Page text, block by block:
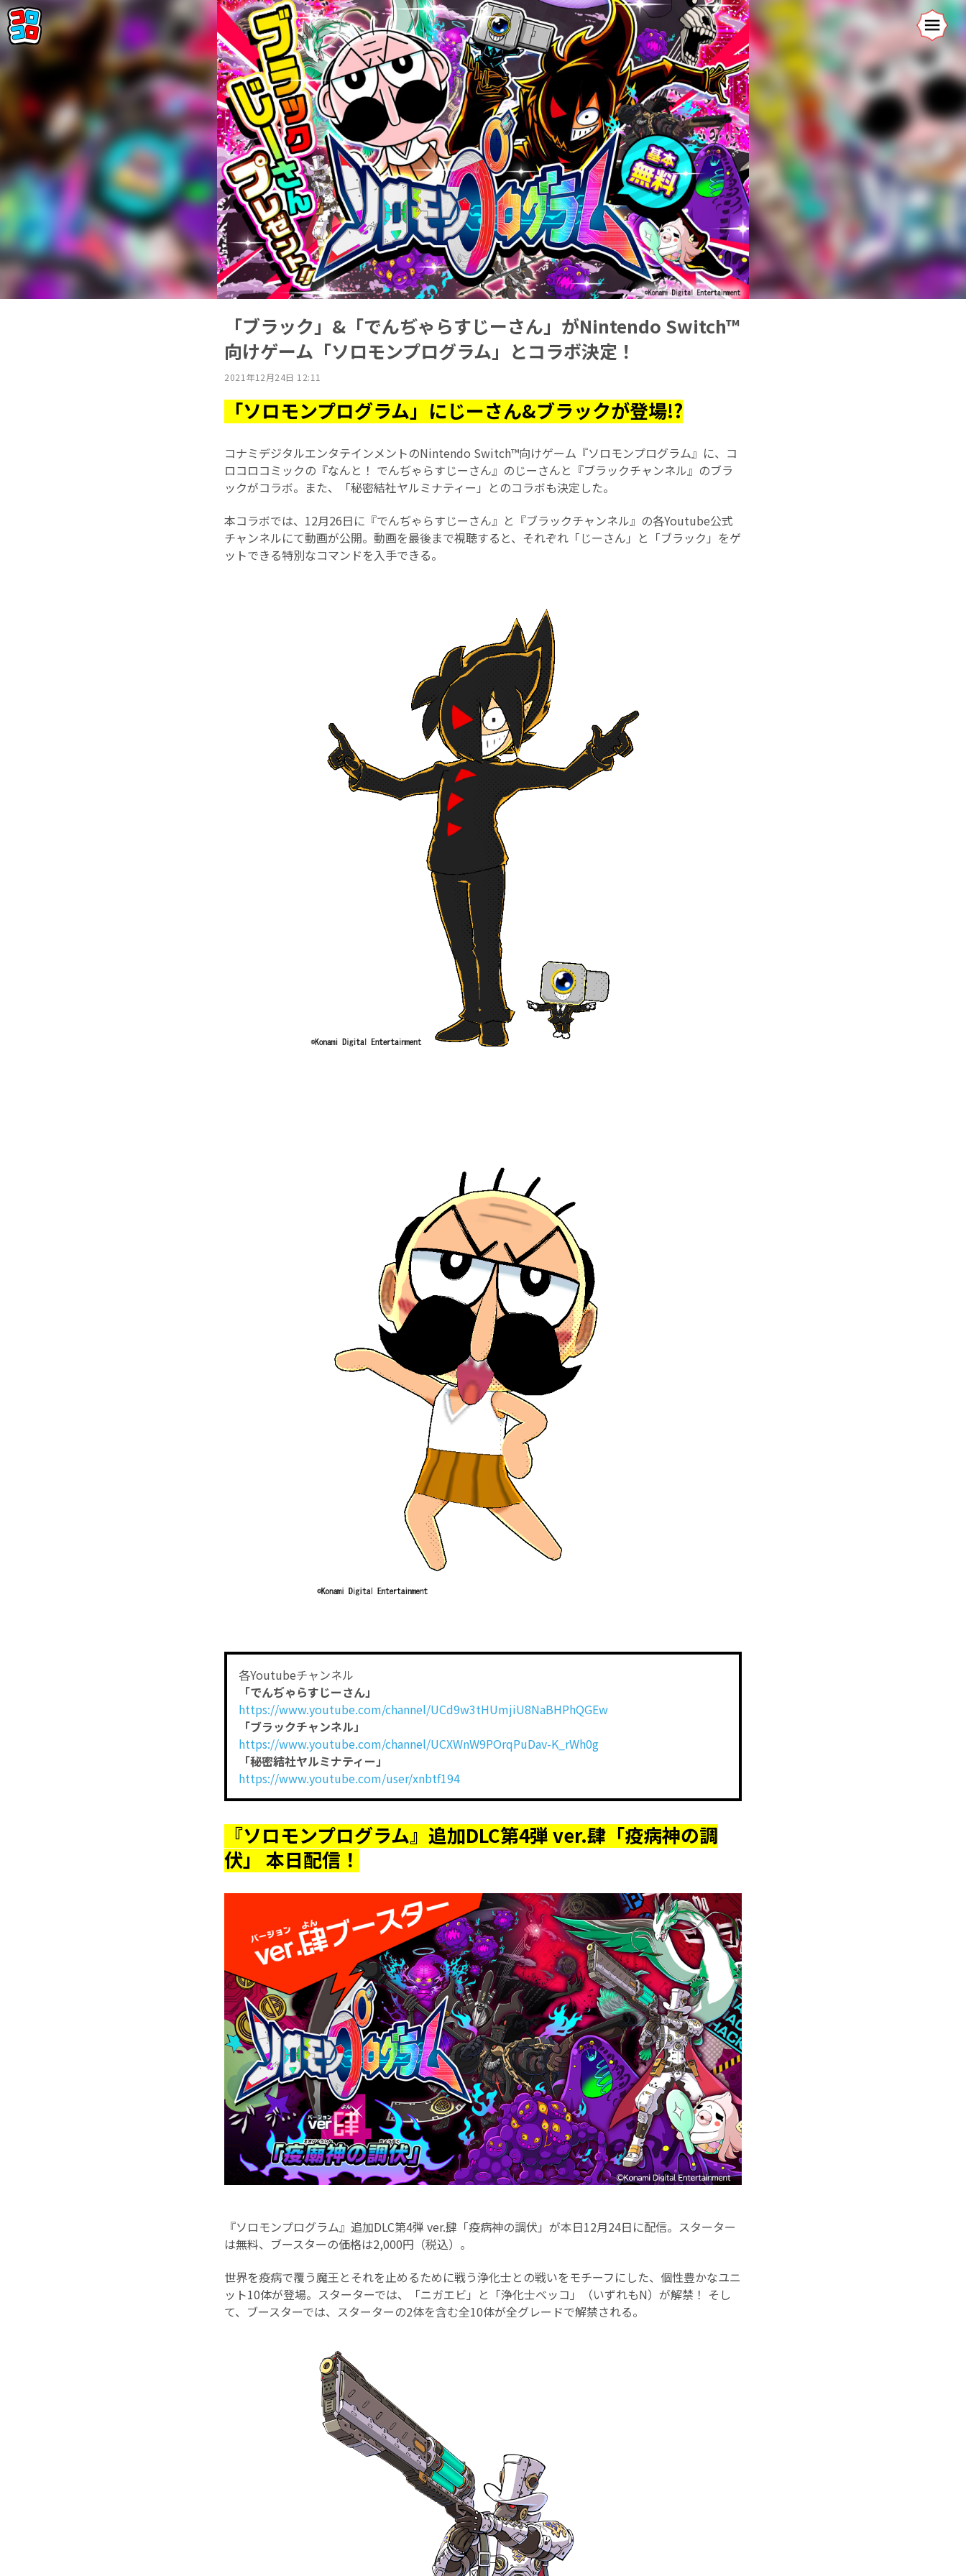
「ブラック」&「でんぢゃらすじーさん」がNintendo Switch™
向けゲーム「ソロモンプログラム」とコラボ決定！
2021年12月24日 12:11
「ソロモンプログラム」にじーさん&ブラックが登場!?
コナミデジタルエンタテインメントのNintendo Switch™向けゲーム『ソロモンプログラム』に、コ
ロコロコミックの『なんと！ でんぢゃらすじーさん』のじーさんと『ブラックチャンネル』のブラ
ックがコラボ。また、「秘密結社ヤルミナティー」とのコラボも決定した。
本コラボでは、12月26日に『でんぢゃらすじーさん』と『ブラックチャンネル』の各Youtube公式
チャンネルにて動画が公開。動画を最後まで視聴すると、それぞれ「じーさん」と「ブラック」をゲ
ットできる特別なコマンドを入手できる。
各Youtubeチャンネル
「でんぢゃらすじーさん」
https://www.youtube.com/channel/UCd9w3tHUmjiU8NaBHPhQGEw
「ブラックチャンネル」
https://www.youtube.com/channel/UCXWnW9POrqPuDav-K_rWh0g
「秘密結社ヤルミナティー」
https://www.youtube.com/user/xnbtf194
『ソロモンプログラム』追加DLC第4弾 ver.肆「疫病神の調
伏」 本日配信！
『ソロモンプログラム』追加DLC第4弾 ver.肆「疫病神の調伏」が本日12月24日に配信。スターター
は無料、ブースターの価格は2,000円（税込）。
世界を疫病で覆う魔王とそれを止めるために戦う浄化士との戦いをモチーフにした、個性豊かなユニ
ット10体が登場。スターターでは、「ニガエビ」と「浄化士べッコ」（いずれもN）が解禁！ そし
て、ブースターでは、スターターの2体を含む全10体が全グレードで解禁される。